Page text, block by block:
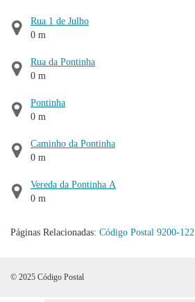
Rua 1 de Julho
0 m
Rua da Pontinha
0 m
Pontinha
0 m
Caminho da Pontinha
0 m
Vereda da Pontinha A
0 m
Páginas Relacionadas: Código Postal 9200-122
© 2025 Código Postal